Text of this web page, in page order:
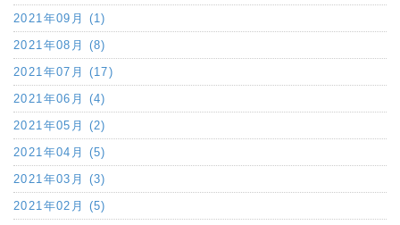
2021年09月 (1)
2021年08月 (8)
2021年07月 (17)
2021年06月 (4)
2021年05月 (2)
2021年04月 (5)
2021年03月 (3)
2021年02月 (5)